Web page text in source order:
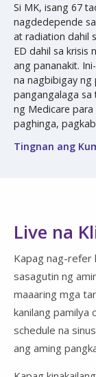
Si MK, isang 67
nagdedepende
at radiation dahil
ED dahil sa krisis
ang pananakit.
na nagbibigay ng
pangangalaga sa
ng Medicare
paghinga,
Tingnan ang
Live na
Kapag nag-refer
sasagutin ng
maaaring mga
kanilang pamilya
schedule na
ang aming